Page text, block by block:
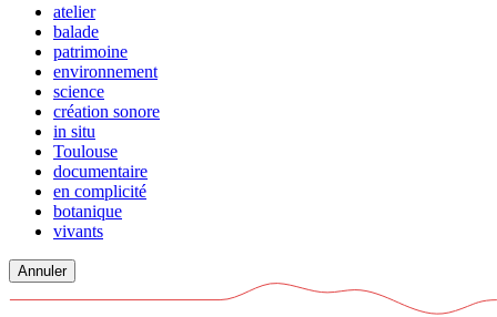
atelier
balade
patrimoine
environnement
science
création sonore
in situ
Toulouse
documentaire
en complicité
botanique
vivants
Annuler